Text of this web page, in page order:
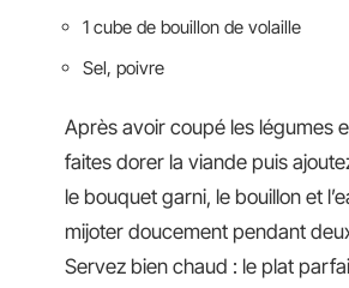
1 cube de bouillon de volaille
Sel, poivre
Après avoir coupé les légumes
faites dorer la viande puis
le bouquet garni, le bouillon et
mijoter doucement pendant
Servez bien chaud : le plat